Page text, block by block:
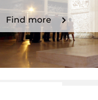
Find more